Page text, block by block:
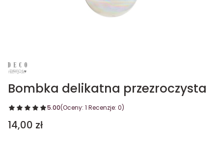
Bombka delikatna przezroczysta
5.00(Oceny: 1 Recenzje: 0)
Cena
14,00 zł